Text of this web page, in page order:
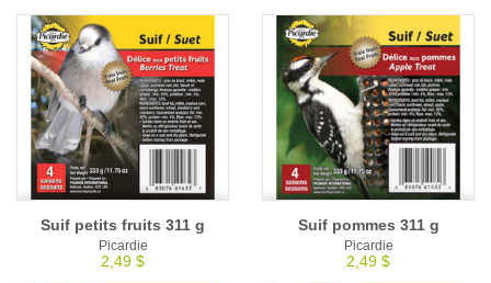
Suif petits fruits 311 g
Picardie
2,49 $
Suif pommes 311 g
Picardie
2,49 $